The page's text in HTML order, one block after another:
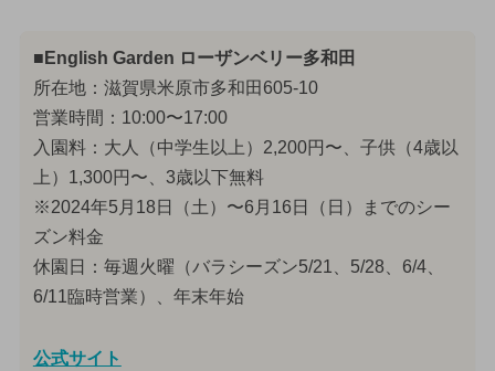
■English Garden ローザンベリー多和田
所在地：滋賀県米原市多和田605-10
営業時間：10:00〜17:00
入園料：大人（中学生以上）2,200円〜、子供（4歳以
上）1,300円〜、3歳以下無料
※2024年5月18日（土）〜6月16日（日）までのシー
ズン料金
休園日：毎週火曜（バラシーズン5/21、5/28、6/4、
6/11臨時営業）、年末年始
公式サイト